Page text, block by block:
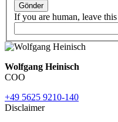
Gönder
If you are human, leave
Wolfgang Heinisch
COO
+49 5625 9210-140
Disclaimer